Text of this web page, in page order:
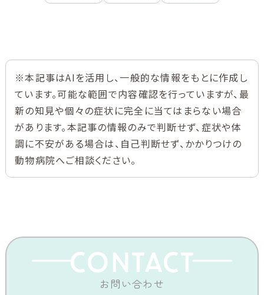
※本記事はAIを活用し、一般的な情報をもとに作成し
ています。可能な範囲で内容確認を行っていますが、最
新の知見や個々の症状に完全に当てはまらない場合
があります。本記事の情報のみで判断せず、症状や体
調に不安がある場合は、自己判断せず、かかりつけの
動物病院へご相談ください。
CONTACT
お問い合わせ